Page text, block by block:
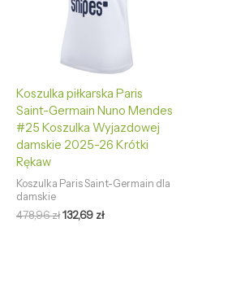
Koszulka piłkarska Paris
Saint-Germain Nuno Mendes
#25 Koszulka Wyjazdowej
damskie 2025-26 Krótki
Rękaw
Koszulka Paris Saint-Germain dla
damskie
478,96zł132,69 zł